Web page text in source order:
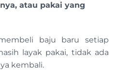
atau pakai yang
baju baru setiap
layak pakai, tidak ada
kembali.